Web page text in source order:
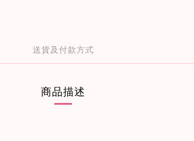
送貨及付款方式
商品描述